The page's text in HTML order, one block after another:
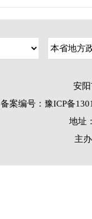
安
备案编号：豫ICP备
地址
主